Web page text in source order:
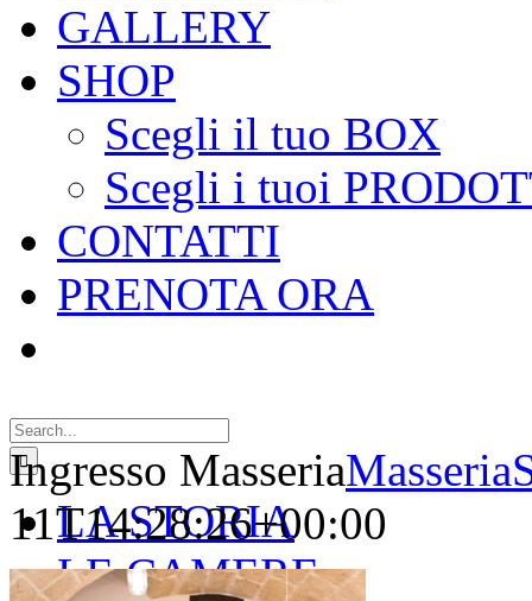
GALLERY
SHOP
Scegli il tuo BOX
Scegli i tuoi
CONTATTI
PRENOTA ORA
for:
LA STORIA
LE CAMERE
Ingresso Masseria
11T14:28:26+00:00